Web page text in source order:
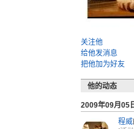
关注他
给他发消息
把他加为好友
他的动态
2009年09月05
程威